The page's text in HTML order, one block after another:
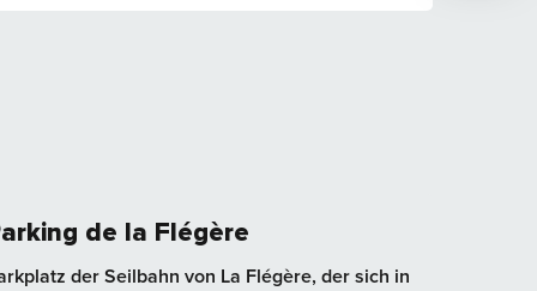
de la Flégère
der Seilbahn von La Flégère, der sich in